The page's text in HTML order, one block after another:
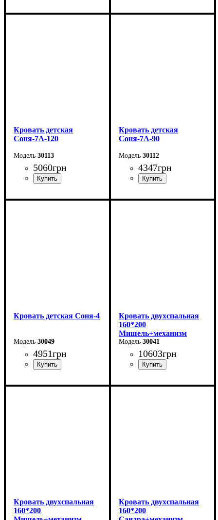
Ширина: 176 см
Ширина: 156 см
Кровать детская
Соня-7А-120
30113
5060грн
Длина - 204,8 см
Кровать детская
Соня-7А-90
30112
4347грн
Длина - 204,8 см
Кровать детская Соня-4
30049
4951грн
Ширина-203,2 см
Кровать двухспальная
160*200
Мишель+механизм
(темно-серая)
30041
10603грн
Ширина: 166 см
Кровать двухспальная
160*200
Кровать двухспальная
160*200